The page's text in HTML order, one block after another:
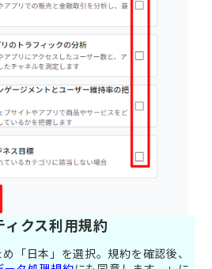
クス利用規約
「日本」を選択。規約を確認後、